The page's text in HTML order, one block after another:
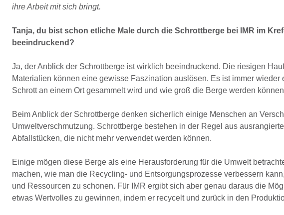
ihre Arbeit mit sich bringt.
Tanja, du bist schon etliche Male durch die Schrottberge bei IMR im
beeindruckend?
Ja, der Anblick der Schrottberge ist wirklich beeindruckend. Die riesigen
Materialien können eine gewisse Faszination auslösen. Es ist immer wieder
Schrott an einem Ort gesammelt wird und wie groß die Berge werden
Beim Anblick der Schrottberge denken sicherlich einige Menschen an
Umweltverschmutzung. Schrottberge bestehen in der Regel aus
Abfallstücken, die nicht mehr verwendet werden können.
Einige mögen diese Berge als eine Herausforderung für die Umwelt
machen, wie man die Recycling- und Entsorgungsprozesse verbessern
und Ressourcen zu schonen. Für IMR ergibt sich aber genau daraus die
etwas Wertvolles zu gewinnen, indem er recycelt und zurück in den